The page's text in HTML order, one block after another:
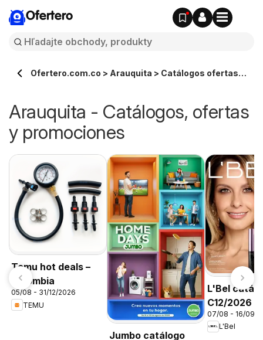
Ofertero
Ofertero.com.co > Arauquita > Catálogos ofertas
Arauquita - Catálogos, ofertas
y promociones
Temu hot deals –
Colombia
05/08 - 31/12/2026
TEMU
Jumbo catálogo
L'Bel
C12/2026
07/08 - 16/09/
L'Bel